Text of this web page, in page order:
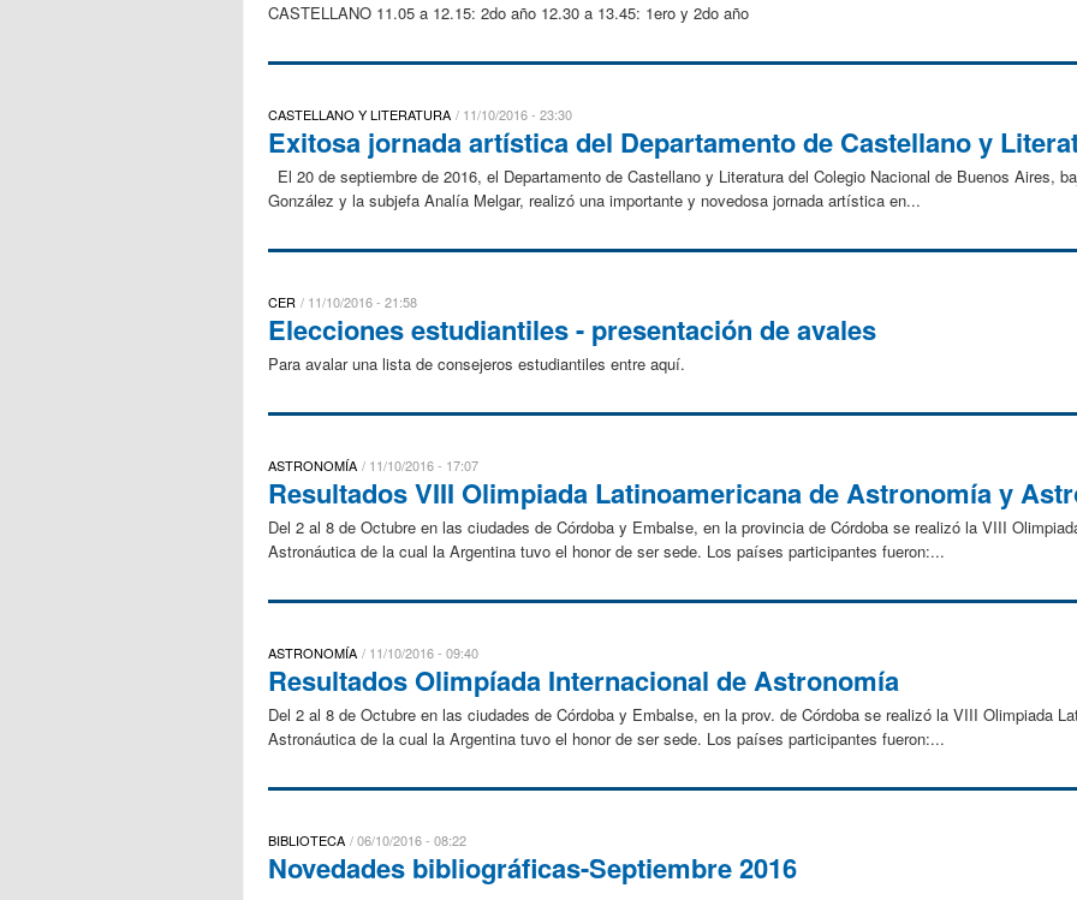
CASTELLANO 11.05 a 12.15: 2do año 12.30 a 13.45: 1ero y 2do año
CASTELLANO Y LITERATURA 11/10/2016 - 23:30
Exitosa jornada artística del Departamento de Castellano y
El 20 de septiembre de 2016, el Departamento de Castellano y Literatura del Colegio Nacional de Buenos Aires,
González y la subjefa Analía Melgar, realizó una importante y novedosa jornada artística en...
CER 11/10/2016 - 21:58
Elecciones estudiantiles - presentación de avales
Para avalar una lista de consejeros estudiantiles entre aquí.
ASTRONOMÍA 11/10/2016 - 17:07
Resultados VIII Olimpiada Latinoamericana de Astronomía y
Del 2 al 8 de Octubre en las ciudades de Córdoba y Embalse, en la provincia de Córdoba se realizó la VIII
Astronáutica de la cual la Argentina tuvo el honor de ser sede. Los países participantes fueron:...
ASTRONOMÍA 11/10/2016 - 09:40
Resultados Olimpíada Internacional de Astronomía
Del 2 al 8 de Octubre en las ciudades de Córdoba y Embalse, en la prov. de Córdoba se realizó la VIII Olimpiada
Astronáutica de la cual la Argentina tuvo el honor de ser sede. Los países participantes fueron:...
BIBLIOTECA 06/10/2016 - 08:22
Novedades bibliográficas-Septiembre 2016